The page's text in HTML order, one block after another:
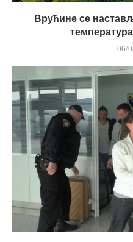
Врућине се
06/